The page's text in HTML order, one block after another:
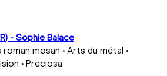
- Sophie Balace
mosan • Arts du métal •
• Preciosa